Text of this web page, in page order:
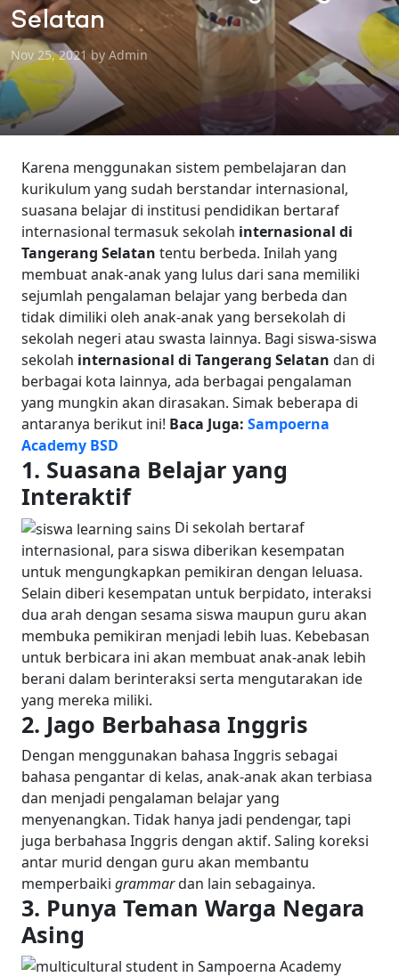
Selatan
Nov 25, 2021 by Admin
Karena menggunakan sistem pembelajaran dan
kurikulum yang sudah berstandar internasional,
suasana belajar di institusi pendidikan bertaraf
internasional termasuk sekolah internasional di
Tangerang Selatan tentu berbeda. Inilah yang
membuat anak-anak yang lulus dari sana memiliki
sejumlah pengalaman belajar yang berbeda dan
tidak dimiliki oleh anak-anak yang bersekolah di
sekolah negeri atau swasta lainnya. Bagi siswa-siswa
sekolah internasional di Tangerang Selatan dan di
berbagai kota lainnya, ada berbagai pengalaman
yang mungkin akan dirasakan. Simak beberapa di
antaranya berikut ini! Baca Juga: Sampoerna
Academy BSD
1. Suasana Belajar yang
Interaktif
Di sekolah bertaraf
internasional, para siswa diberikan kesempatan
untuk mengungkapkan pemikiran dengan leluasa.
Selain diberi kesempatan untuk berpidato, interaksi
dua arah dengan sesama siswa maupun guru akan
membuka pemikiran menjadi lebih luas. Kebebasan
untuk berbicara ini akan membuat anak-anak lebih
berani dalam berinteraksi serta mengutarakan ide
yang mereka miliki.
2. Jago Berbahasa Inggris
Dengan menggunakan bahasa Inggris sebagai
bahasa pengantar di kelas, anak-anak akan terbiasa
dan menjadi pengalaman belajar yang
menyenangkan. Tidak hanya jadi pendengar, tapi
juga berbahasa Inggris dengan aktif. Saling koreksi
antar murid dengan guru akan membantu
memperbaiki grammardan lain sebagainya.
3. Punya Teman Warga Negara
Asing